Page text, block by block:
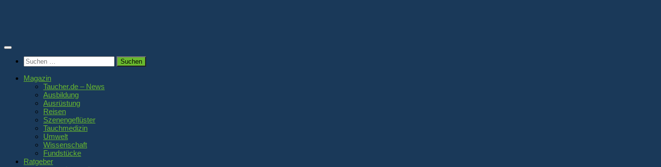
Suchen
nach:
Magazin
Taucher.de – News
Ausbildung
Ausrüstung
Reisen
Szenengeflüster
Tauchmedizin
Umwelt
Wissenschaft
Fundstücke
Ratgeber